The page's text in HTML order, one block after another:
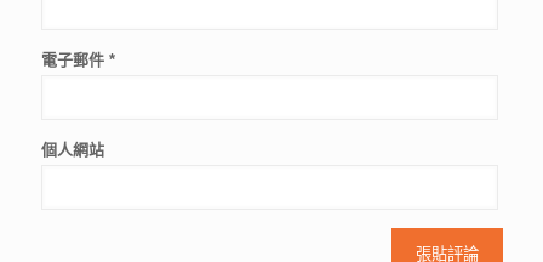
電子郵件 *
個人網站